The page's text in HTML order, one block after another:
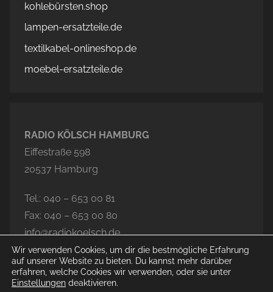
kohlebürsten.shop
lampen-ersatzteile.de
textilkabel-onlineshop.de
moebel-ersatzteile.de
RADIO KÖLSCH HAMBURG
Eiffestraße 598
20537 Hamburg
Tel.: 040 – 653 00 81
Fax: 040 – 653 00 80
info@radiokoelsch.de
Wir verwenden Cookies, um dir die bestmögliche Erfahrung
auf unserer Website zu bieten. Du kannst mehr darüber
erfahren, welche Cookies wir verwenden, oder sie unter
Einstellungen deaktivieren.